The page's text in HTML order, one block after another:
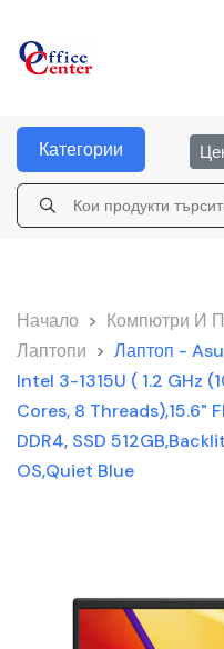
Категории
Начало > Компютри И
Лаптопи > Лаптоп -
Intel 3-1315U ( 1.2 GHz
Cores, 8 Threads),15.6"
DDR4, SSD
OS,Quiet Blue